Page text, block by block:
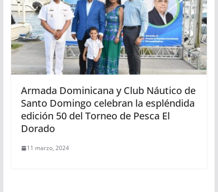
Armada Dominicana y Club Náutico de
Santo Domingo celebran la espléndida
edición 50 del Torneo de Pesca El
Dorado
11 marzo, 2024